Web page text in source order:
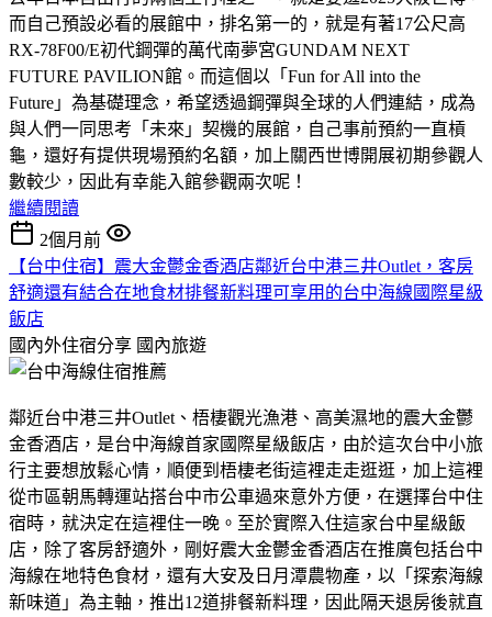
而自己預設必看的展館中，排名第一的，就是有著17公尺高
RX-78F00/E初代鋼彈的萬代南夢宮GUNDAM NEXT
FUTURE PAVILION館。而這個以「Fun for All into the
Future」為基礎理念，希望透過鋼彈與全球的人們連結，成為
與人們一同思考「未來」契機的展館，自己事前預約一直槓
龜，還好有提供現場預約名額，加上關西世博開展初期參觀人
數較少，因此有幸能入館參觀兩次呢！
繼續閱讀
2個月前
【台中住宿】震大金鬱金香酒店鄰近台中港三井Outlet，客房
舒適還有結合在地食材排餐新料理可享用的台中海線國際星級
飯店
國內外住宿分享 國內旅遊
鄰近台中港三井Outlet、梧棲觀光漁港、高美濕地的震大金鬱
金香酒店，是台中海線首家國際星級飯店，由於這次台中小旅
行主要想放鬆心情，順便到梧棲老街這裡走走逛逛，加上這裡
從市區朝馬轉運站搭台中市公車過來意外方便，在選擇台中住
宿時，就決定在這裡住一晚。至於實際入住這家台中星級飯
店，除了客房舒適外，剛好震大金鬱金香酒店在推廣包括台中
海線在地特色食材，還有大安及日月潭農物產，以「探索海線
新味道」為主軸，推出12道排餐新料理，因此隔天退房後就直